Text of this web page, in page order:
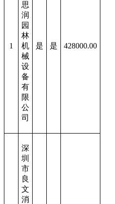
1
思
润
园
林
机
械
设
备
有
限
公
司
是 是 428000.00
深
圳
市
良
文
消